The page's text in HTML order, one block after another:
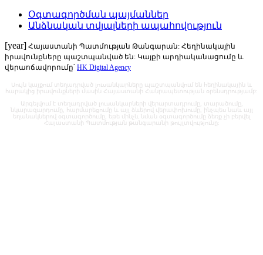
Օգտագործման պայմաններ
Անձնական տվյալների ապահովություն
[year] Հայաստանի Պատմության Թանգարան: Հեղինակային
իրավունքները պաշտպանված են: Կայքի արդիականացումը և
վերաոճավորումը՝ HK Digital Agency
Սույն կայքում տեղադրված լուսանկարները պաշտպանվում են հեղինակային և
հարակից իրավունքների մասին Հայաստանի Հանրապետության օրենսդրությամբ:
Արգելվում է տեղադրված լուսանկարների վերարտադրումը, տարածումը,
նկարազարդումը, հարմարեցումը և այլ ձևերով վերափոխումը, ինչպես նաև այլ
եղանակներով օգտագործումը, եթե մինչև նման օգտագործումը ձեռք չի բերվել
Հայաստանի Պատմության թանգարանի թույլտվությունը: